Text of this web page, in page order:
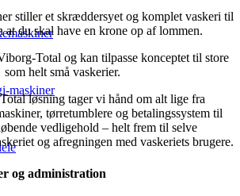
maskiner
stiller et skræddersyet og komplet vaskeri til
at du skal have en krone op af lommen.
Total og kan tilpasse konceptet til store
som helt små vaskerier.
løsning tager vi hånd om alt lige fra
tørretumblere og betalingssystem til
vedligehold – helt frem til selve
og afregningen med vaskeriets brugere.​
og administration